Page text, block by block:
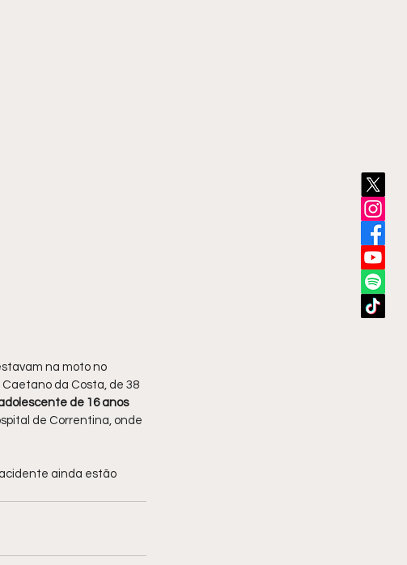
na moto no
da Costa, de 38
de 16 anos
de Correntina, onde
acidente ainda estão